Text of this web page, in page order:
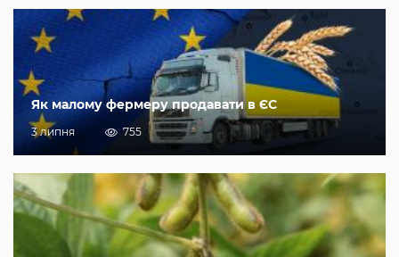
Як малому фермеру продавати в ЄС
3 липня 755